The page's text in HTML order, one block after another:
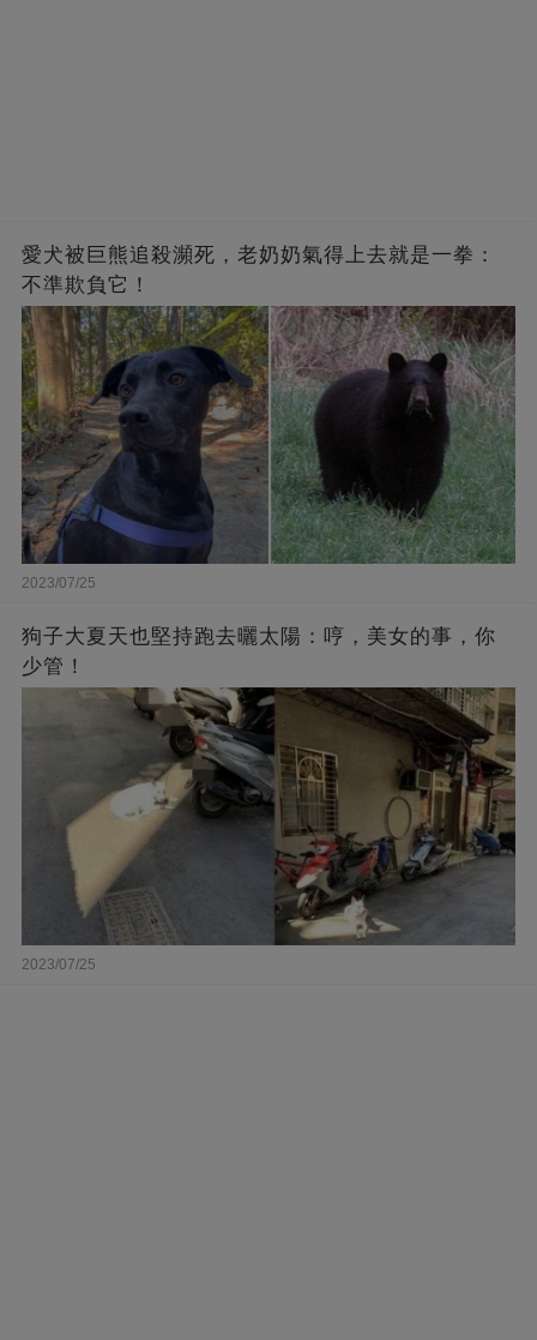
愛犬被巨熊追殺瀕死，老奶奶氣得上去就是一拳：
不準欺負它！
2023/07/25
狗子大夏天也堅持跑去曬太陽：哼，美女的事，你
少管！
2023/07/25